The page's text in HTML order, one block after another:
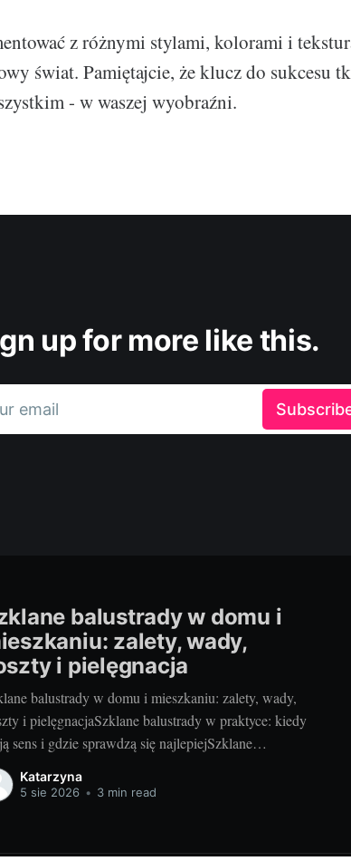
z różnymi stylami, kolorami i
świat. Pamiętajcie, że klucz do sukcesu
- w waszej wyobraźni.
up for more like this.
email
balustrady w domu i
zalety, wady,
i pielęgnacja
balustrady w domu i mieszkaniu: zalety, wady,
i pielęgnacjaSzklane balustrady w praktyce: kiedy
sens i gdzie sprawdzą się najlepiejSzklane
to sposób na więcej światła, lekkości i
bez rezygnacji z bezpieczeństwa. Lubię je
Katarzyna
5 sie 2026 • 3 min read